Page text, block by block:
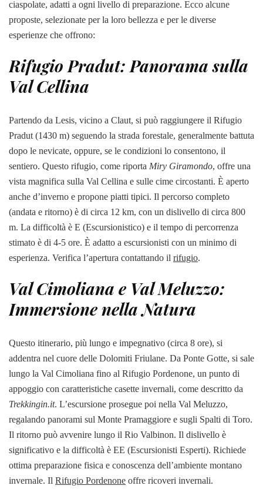
ciaspolate, adatti a ogni livello di preparazione. Ecco alcune
proposte, selezionate per la loro bellezza e per le diverse
esperienze che offrono:
Rifugio Pradut: Panorama sulla
Val Cellina
Partendo da Lesis, vicino a Claut, si può raggiungere il Rifugio
Pradut (1430 m) seguendo la strada forestale, generalmente battuta
dopo le nevicate, oppure, se le condizioni lo consentono, il
sentiero. Questo rifugio, come riporta Miry Giramondo, offre una
vista magnifica sulla Val Cellina e sulle cime circostanti. È aperto
anche d’inverno e propone piatti tipici. Il percorso completo
(andata e ritorno) è di circa 12 km, con un dislivello di circa 800
m. La difficoltà è E (Escursionistico) e il tempo di percorrenza
stimato è di 4-5 ore. È adatto a escursionisti con un minimo di
esperienza. Verifica l’apertura contattando il rifugio.
Val Cimoliana e Val Meluzzo:
Immersione nella Natura
Questo itinerario, più lungo e impegnativo (circa 8 ore), si
addentra nel cuore delle Dolomiti Friulane. Da Ponte Gotte, si sale
lungo la Val Cimoliana fino al Rifugio Pordenone, un punto di
appoggio con caratteristiche casette invernali, come descritto da
Trekkingin.it. L’escursione prosegue poi nella Val Meluzzo,
regalando panorami sul Monte Pramaggiore e sugli Spalti di Toro.
Il ritorno può avvenire lungo il Rio Valbinon. Il dislivello è
significativo e la difficoltà è EE (Escursionisti Esperti). Richiede
ottima preparazione fisica e conoscenza dell’ambiente montano
invernale. Il Rifugio Pordenone offre ricoveri invernali.